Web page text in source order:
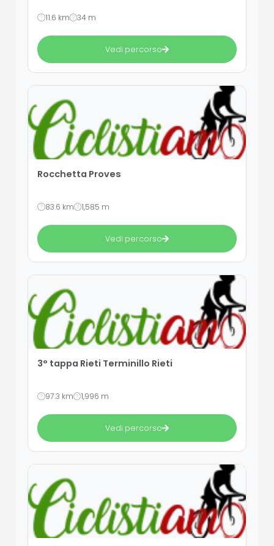
11.6 km 34 m
Vedi percorso
Rocchetta Proves
83.6 km 1,585 m
Vedi percorso
3° tappa Rieti Terminillo Rieti
97.3 km 1,996 m
Vedi percorso